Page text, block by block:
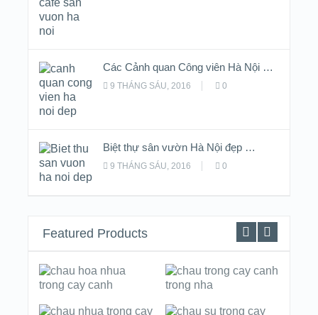
Các Cảnh quan Công viên Hà Nội …
9 THÁNG SÁU, 2016 0
Biệt thự sân vườn Hà Nội đẹp …
9 THÁNG SÁU, 2016 0
Featured Products